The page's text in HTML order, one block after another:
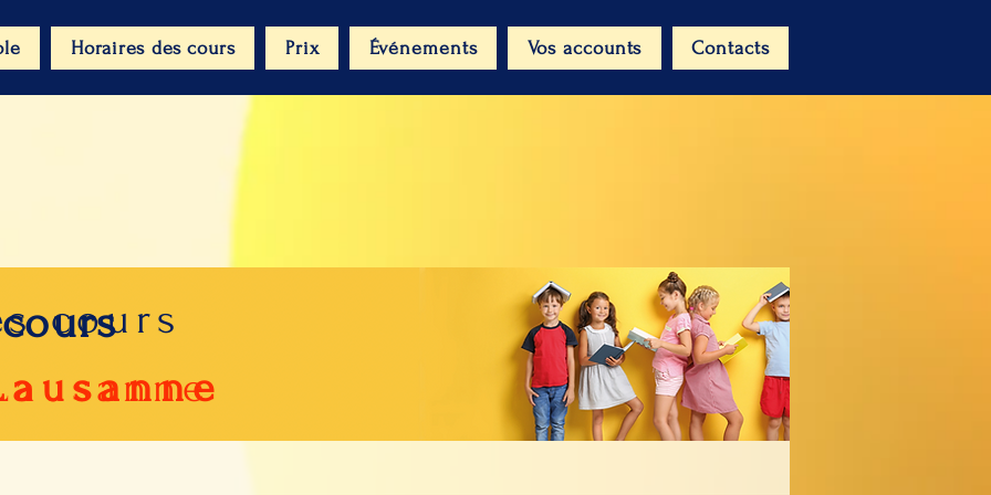
Horaires des cours Prix Événements Vos accounts Contacts
cours